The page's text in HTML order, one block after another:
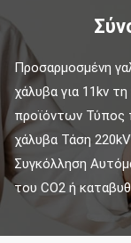
Προσαρμοσμένη
χάλυβα για 11kv
προϊόντων Τύπος
χάλυβα Τάση
Συγκόλληση
του CO2 ή